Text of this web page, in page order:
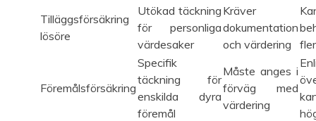
Tilläggsförsäkring
lösöre
Utökad täckning
för personliga
värdesaker
Kräver
dokumentation
och värdering
Föremålsförsäkring
Specifik
täckning för
enskilda dyra
föremål
Måste anges i
förväg med
värdering